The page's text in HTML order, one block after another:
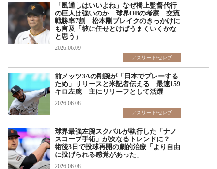
「風通しはいいよね」なぜ橋上監督代行
の巨人は強いのか 球界OBの考察 交流
戦勝率7割 松本剛ブレイクのきっかけに
も言及「彼に任せとけばうまくいくかな
と思う」
2026.06.09
アスリート/セレブ
前メッツ3Aの剛腕が「日本でプレーする
ため」リリースと米記者伝える 最速159
キロ左腕 主にリリーフとして活躍
2026.06.08
アスリート/セレブ
球界最強左腕スクバルが執行した「ナノ
スコープ手術」が次なるトレンドに？
術後3日で投球再開の劇的治療「より自由
に投げられる感覚があった」
2026.06.08